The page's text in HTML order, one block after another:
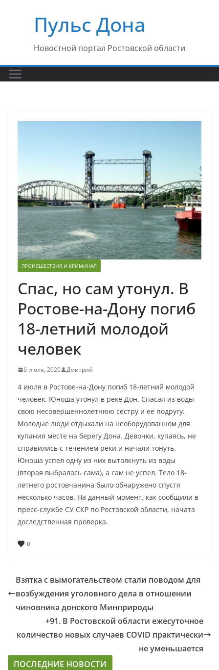
содержимомуПульс Дона
Новостной портал Ростовской области
ПРОИСШЕСТВИЯ И КРИМИНАЛ
Спас, но сам утонул. В
Ростове-на-Дону погиб
18-летний молодой
человек
6 июля, 2020 Дмитрий
4 июля в Ростове-на-Дону погиб 18-летний молодой
человек. Юноша утонул в реке Дон. Спасая из воды
свою несовершеннолетнюю сестру и ее подругу.
Молодые люди отдыхали на необорудованном для
купания месте на берегу Дона. Девочки, купаясь, не
справились с течением реки и начали тонуть.
Юноша успел одну из них вытолкнуть из воды
(вторая выбралась сама), а сам не успел. Тело 18-
летнего ростовчанина было обнаружено спустя
несколько часов. На данный момент. как сообщили в
пресс-службе СУ СКР по Ростовской области, начата
доследственная проверка.
0
Взятка с вымогательством стали поводом для
возбуждения уголовного дела в отношении
чиновника донского Минприроды
+91. В Ростовской области ежесуточное
количество новых случаев COVID практически
не уменьшается
ПОСЛЕДНИЕ НОВОСТИ